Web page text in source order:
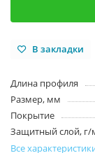
В закладки
Длина профиля
Размер, мм
Покрытие
Защитный слой, г/
Все